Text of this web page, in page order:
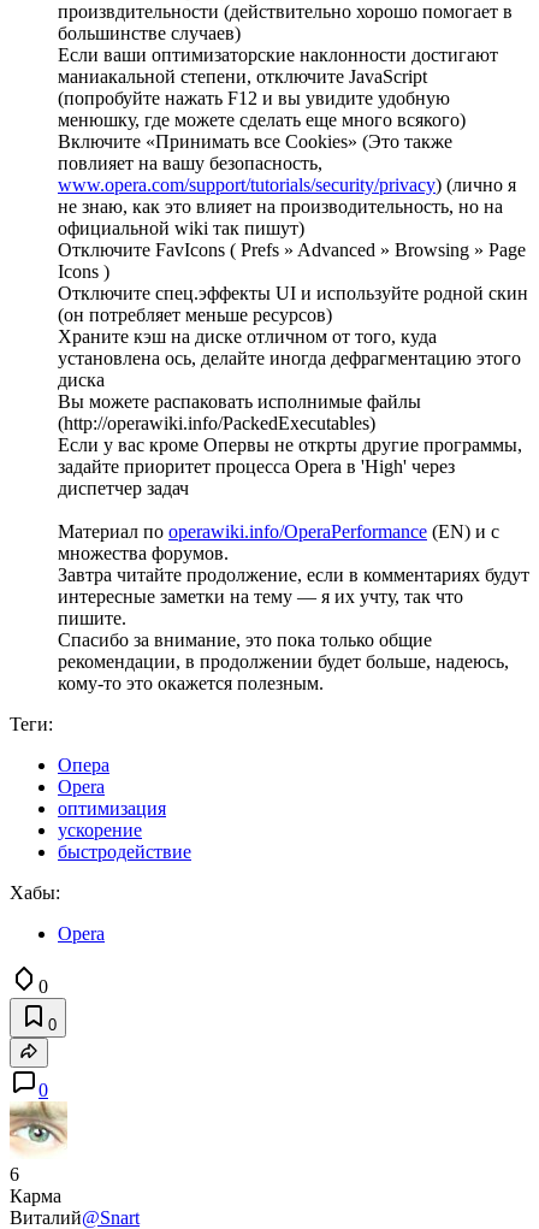
произвдительности (действительно хорошо помогает в
большинстве случаев)
Если ваши оптимизаторские наклонности достигают
маниакальной степени, отключите JavaScript
(попробуйте нажать F12 и вы увидите удобную
менюшку, где можете сделать еще много всякого)
Включите «Принимать все Cookies» (Это также
повлияет на вашу безопасность,
www.opera.com/support/tutorials/security/privacy) (лично я
не знаю, как это влияет на производительность, но на
официальной wiki так пишут)
Отключите FavIcons ( Prefs » Advanced » Browsing » Page
Icons )
Отключите спец.эффекты UI и используйте родной скин
(он потребляет меньше ресурсов)
Храните кэш на диске отличном от того, куда
установлена ось, делайте иногда дефрагментацию этого
диска
Вы можете распаковать исполнимые файлы
(http://operawiki.info/PackedExecutables)
Если у вас кроме Опервы не открты другие программы,
задайте приоритет процесса Opera в 'High' через
диспетчер задач
Материал по operawiki.info/OperaPerformance (EN) и с
множества форумов.
Завтра читайте продолжение, если в комментариях будут
интересные заметки на тему — я их учту, так что
пишите.
Спасибо за внимание, это пока только общие
рекомендации, в продолжении будет больше, надеюсь,
кому-то это окажется полезным.
Теги:
Опера
Opera
оптимизация
ускорение
быстродействие
Хабы:
Opera
0
0
0
6
Карма
Виталий@Snart